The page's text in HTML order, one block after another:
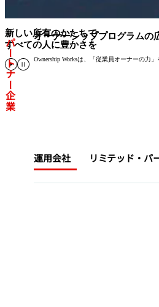
新しい所有のかたちで
すべての人に豊かさを
パートナー企業
オーナーシッププログラムの
Ownership Worksは、「従業員オーナーの力
運用会社 リミテッド・パ